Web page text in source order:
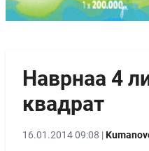
Наврнаа 4
квадрат
16.01.2014 09:08 |